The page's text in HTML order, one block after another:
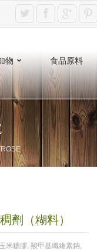
物 食品原料
劑（糊料）
玉米糖膠, 羧甲基纖維素鈉,